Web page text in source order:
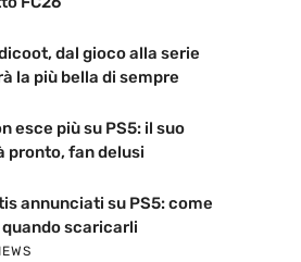
dal gioco alla serie
la più bella di sempre
esce più su PS5: il suo
pronto, fan delusi
annunciati su PS5: come
scaricarli